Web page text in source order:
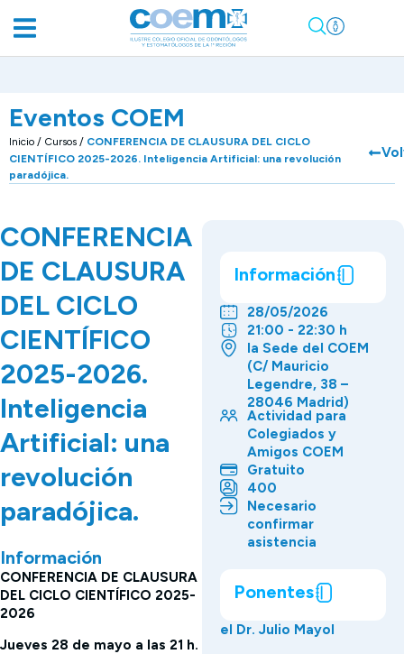
Eventos COEM
Inicio / Cursos / CONFERENCIA DE CLAUSURA DEL CICLO
CIENTÍFICO 2025-2026. Inteligencia Artificial: una revolución
paradójica.
CONFERENCIA
DE CLAUSURA
DEL CICLO
CIENTÍFICO
2025-2026.
Inteligencia
Artificial: una
revolución
paradójica.
Información
CONFERENCIA DE CLAUSURA
DEL CICLO CIENTÍFICO 2025-
2026
Jueves 28 de mayo a las 21 h.
Información
28/05/2026
21:00 - 22:30 h
la Sede del COEM
(C/ Mauricio
Legendre, 38 –
28046 Madrid)
Actividad para
Colegiados y
Amigos COEM
Gratuito
400
Necesario
confirmar
asistencia
Ponentes
el Dr. Julio Mayol